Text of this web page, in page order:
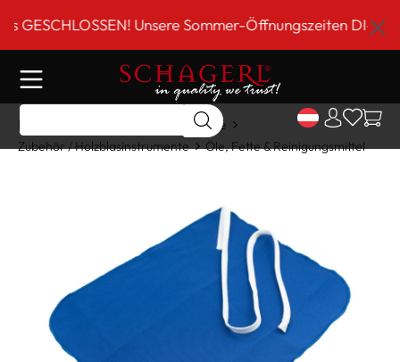
springen Unsere Sommer-Öffnungszeiten DI-FR 9
Home
Holzblasinstrumente
Zubehör / Holzblasinstrumente
Öle, Fette & Reinigungsmittel